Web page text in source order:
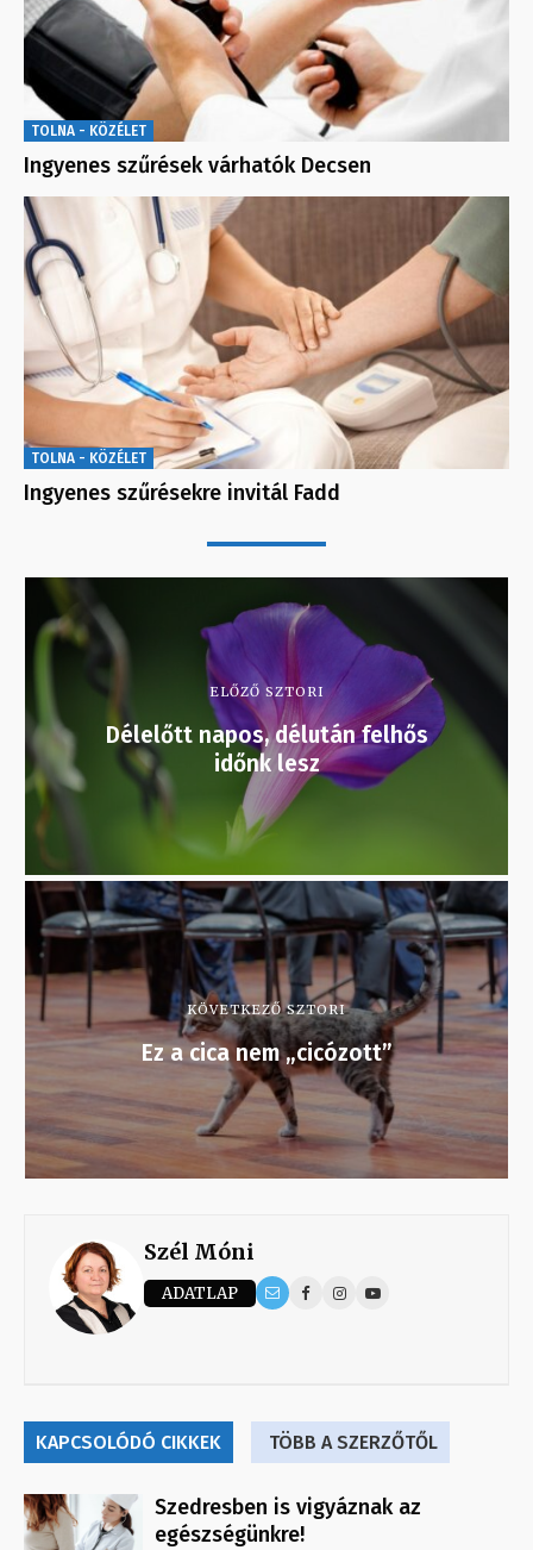
TOLNA - KÖZÉLET
Ingyenes szűrések várhatók Decsen
TOLNA - KÖZÉLET
Ingyenes szűrésekre invitál Fadd
ELŐZŐ SZTORI
Délelőtt napos, délután felhős
időnk lesz
KÖVETKEZŐ SZTORI
Ez a cica nem „cicózott”
Szél Móni
ADATLAP
KAPCSOLÓDÓ CIKKEK TÖBB A SZERZŐTŐL
Szedresben is vigyáznak az
egészségünkre!